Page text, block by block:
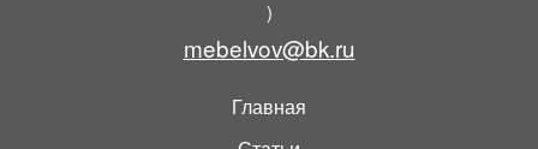
)
mebelvov@bk.ru
Главная